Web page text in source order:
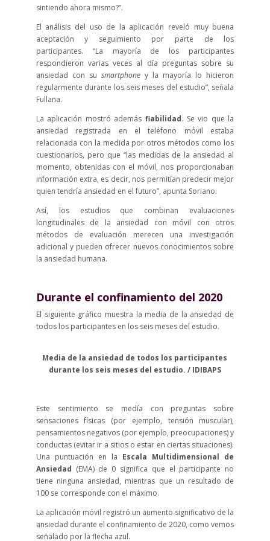
sintiendo ahora mismo?”.
El análisis del uso de la aplicación reveló muy buena
aceptación y seguimiento por parte de los
participantes. “La mayoría de los participantes
respondieron varias veces al día preguntas sobre su
ansiedad con su smartphoney la mayoría lo hicieron
regularmente durante los seis meses del estudio”, señala
Fullana.
La aplicación mostró además fiabilidad. Se vio que la
ansiedad registrada en el teléfono móvil estaba
relacionada con la medida por otros métodos como los
cuestionarios, pero que “las medidas de la ansiedad al
momento, obtenidas con el móvil, nos proporcionaban
información extra, es decir, nos permitían predecir mejor
quien tendría ansiedad en el futuro”, apunta Soriano.
Así, los estudios que combinan evaluaciones
longitudinales de la ansiedad con móvil con otros
métodos de evaluación merecen una investigación
adicional y pueden ofrecer nuevos conocimientos sobre
la ansiedad humana.
Durante el confinamiento del 2020
El siguiente gráfico muestra la media de la ansiedad de
todos los participantes en los seis meses del estudio.
Media de la ansiedad de todos los participantes
durante los seis meses del estudio. / IDIBAPS
Este sentimiento se medía con preguntas sobre
sensaciones físicas (por ejemplo, tensión muscular),
pensamientos negativos (por ejemplo, preocupaciones) y
conductas (evitar ir a sitios o estar en ciertas situaciones).
Una puntuación en la Escala Multidimensional de
Ansiedad (EMA) de 0 significa que el participante no
tiene ninguna ansiedad, mientras que un resultado de
100 se corresponde con el máximo.
La aplicación móvil registró un aumento significativo de la
ansiedad durante el confinamiento de 2020, como vemos
señalado por la flecha azul.